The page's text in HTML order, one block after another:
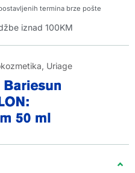
termina brze pošte
iznad 100KM
, Uriage